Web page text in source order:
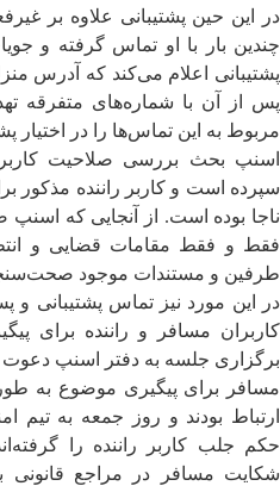
در این حین پشتیبانی علاوه بر
چندین بار با او تماس گرفته و
پشتیبانی اعلام می‌کند که آدرس
پس از آن با شماره‌های متفرقه
مربوط به این تماس‌ها را در اختیار
اسنپ بحث بررسی صلاحیت
سپرده است و کاربر راننده مذکور
ناجا بوده است. از آنجایی که
فقط و فقط مقامات قضایی و
طرفین و مستندات موجود
در این مورد نیز تماس پشتیبانی
کاربران مسافر و راننده برای
برگزاری جلسه به دفتر اسنپ
مسافر برای پیگیری موضوع به
ارتباط بودند و روز جمعه به تیم
حکم جلب کاربر راننده را
شکایت مسافر در مراجع قانونی